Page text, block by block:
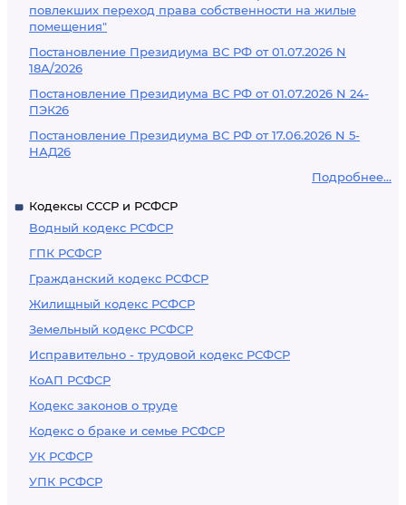
повлекших переход права собственности на жилые
помещения"
Постановление Президиума ВС РФ от 01.07.2026 N
18А/2026
Постановление Президиума ВС РФ от 01.07.2026 N 24-
ПЭК26
Постановление Президиума ВС РФ от 17.06.2026 N 5-
НАД26
Подробнее...
Кодексы СССР и РСФСР
Водный кодекс РСФСР
ГПК РСФСР
Гражданский кодекс РСФСР
Жилищный кодекс РСФСР
Земельный кодекс РСФСР
Исправительно - трудовой кодекс РСФСР
КоАП РСФСР
Кодекс законов о труде
Кодекс о браке и семье РСФСР
УК РСФСР
УПК РСФСР